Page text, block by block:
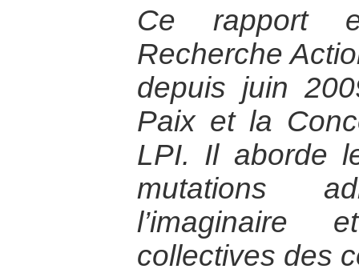
Ce rapport
Recherche
depuis juin
Paix et la
LPI. Il aborde
mutations
l’imaginaire
collectives des